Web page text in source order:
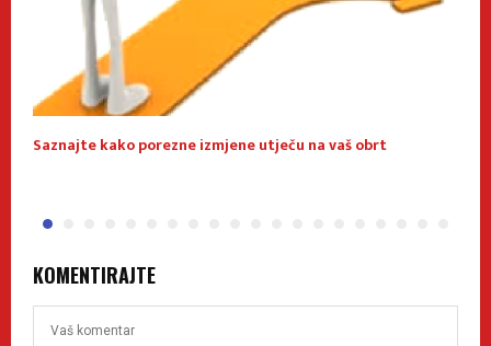
Saznajte kako porezne izmjene utječu na vaš obrt
KOMENTIRAJTE